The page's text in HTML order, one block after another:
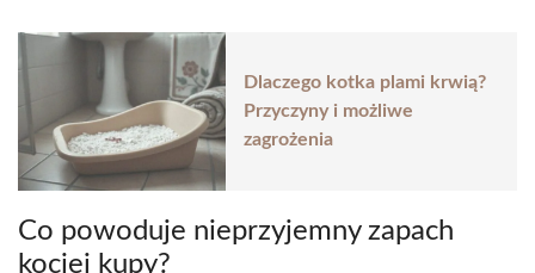
Dlaczego kotka plami krwią?
Przyczyny i możliwe
zagrożenia
Co powoduje nieprzyjemny zapach
kociej kupy?